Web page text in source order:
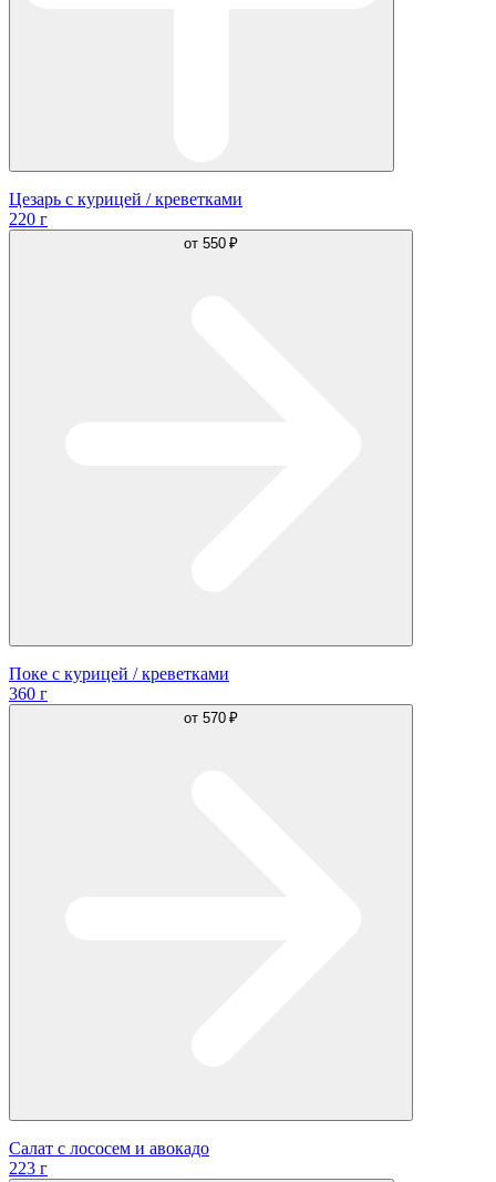
Цезарь с курицей / креветками
220 г
от 550 ₽
Поке с курицей / креветками
360 г
от 570 ₽
Салат с лососем и авокадо
223 г